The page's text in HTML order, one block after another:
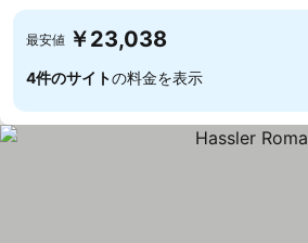
最安値 ￥23,038
4件のサイトの料金を表示